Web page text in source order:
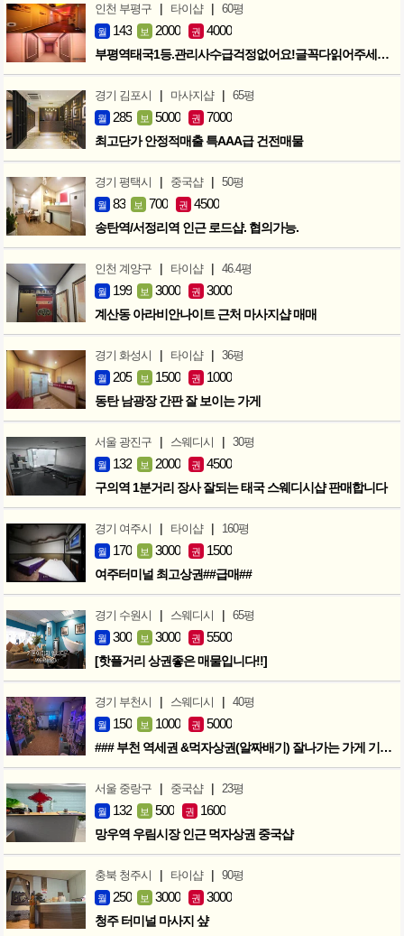
인천 부평구 | 타이샵 | 60평
월 143 보 2000 권 4000
부평역태국1등.관리사수급걱정없어요!글꼭다읽어주세요!인수인계확실합니다
경기 김포시 | 마사지샵 | 65평
월 285 보 5000 권 7000
최고단가 안정적매출 특AAA급 건전매물
경기 평택시 | 중국샵 | 50평
월 83 보 700 권 4500
송탄역/서정리역 인근 로드샵. 협의가능.
인천 계양구 | 타이샵 | 46.4평
월 199 보 3000 권 3000
계산동 아라비안나이트 근처 마사지샵 매매
경기 화성시 | 타이샵 | 36평
월 205 보 1500 권 1000
동탄 남광장 간판 잘 보이는 가게
서울 광진구 | 스웨디시 | 30평
월 132 보 2000 권 4500
구의역 1분거리 장사 잘되는 태국 스웨디시샵 판매합니다
경기 여주시 | 타이샵 | 160평
월 170 보 3000 권 1500
여주터미널 최고상권##급매##
경기 수원시 | 스웨디시 | 65평
월 300 보 3000 권 5500
[핫플거리 상권좋은 매물입니다!!]
경기 부천시 | 스웨디시 | 40평
월 150 보 1000 권 5000
### 부천 역세권 &먹자상권(알짜배기) 잘나가는 가게 기회입니다 ###
서울 중랑구 | 중국샵 | 23평
월 132 보 500 권 1600
망우역 우림시장 인근 먹자상권 중국샵
충북 청주시 | 타이샵 | 90평
월 250 보 3000 권 3000
청주 터미널 마사지 샾